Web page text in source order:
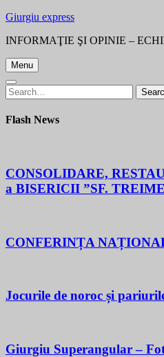
Giurgiu express
INFORMAŢIE ŞI OPINIE –
Menu
Search
for:
Search
Flash News
CONSOLIDARE,
a BISERICII ”SF.
CONFERINȚA
Jocurile de noroc și
Giurgiu Superangular –